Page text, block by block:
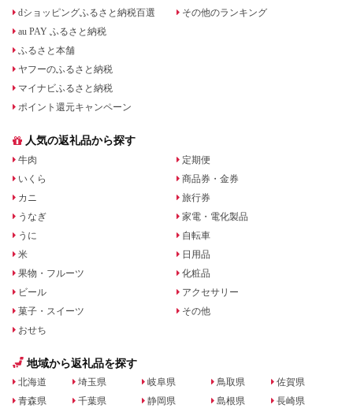
dショッピングふるさと納税百選
au PAY ふるさと納税
ふるさと本舗
ヤフーのふるさと納税
マイナビふるさと納税
ポイント還元キャンペーン
その他のランキング
人気の返礼品から探す
牛肉
いくら
カニ
うなぎ
うに
米
果物・フルーツ
ビール
菓子・スイーツ
おせち
定期便
商品券・金券
旅行券
家電・電化製品
自転車
日用品
化粧品
アクセサリー
その他
地域から返礼品を探す
北海道
青森県
埼玉県
千葉県
岐阜県
静岡県
鳥取県
島根県
佐賀県
長崎県